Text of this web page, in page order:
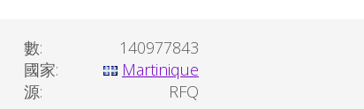
數:
140977843
國家:
Martinique
源:
RFQ